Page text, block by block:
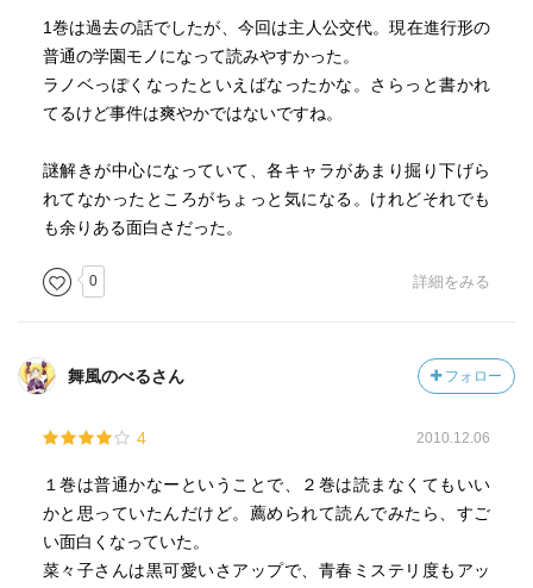
1巻は過去の話でしたが、今回は主人公交代。現在進行形の
普通の学園モノになって読みやすかった。
ラノベっぽくなったといえばなったかな。さらっと書かれ
てるけど事件は爽やかではないですね。
謎解きが中心になっていて、各キャラがあまり掘り下げら
れてなかったところがちょっと気になる。けれどそれでも
も余りある面白さだった。
0 詳細をみる
舞風のべるさん フォロー
4 2010.12.06
１巻は普通かなーということで、２巻は読まなくてもいい
かと思っていたんだけど。薦められて読んでみたら、すご
い面白くなっていた。
菜々子さんは黒可愛いさアップで、青春ミステリ度もアッ